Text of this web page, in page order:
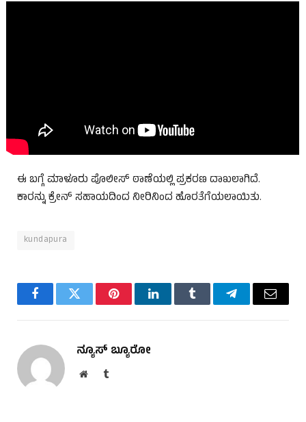
ಈ ಬಗ್ಗೆ ಮಾಳೂರು ಪೊಲೀಸ್ ಠಾಣೆಯಲ್ಲಿ ಪ್ರಕರಣ ದಾಖಲಾಗಿದೆ.
ಕಾರನ್ನು ಕ್ರೇನ್ ಸಹಾಯದಿಂದ ನೀರಿನಿಂದ ಹೊರತೆಗೆಯಲಾಯಿತು.
kundapura
FacebookTwitter PinterestLinkedInTumblr TelegramEmail
ನ್ಯೂಸ್ ಬ್ಯೂರೋ
WebsiteTumblr